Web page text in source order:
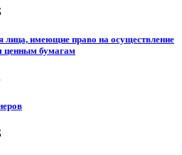
лица, имеющие право на осуществление
ценным бумагам